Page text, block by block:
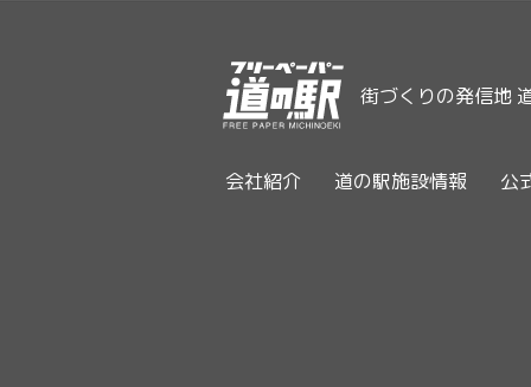
街づくりの発信地
会社紹介 道の駅施設情報 公